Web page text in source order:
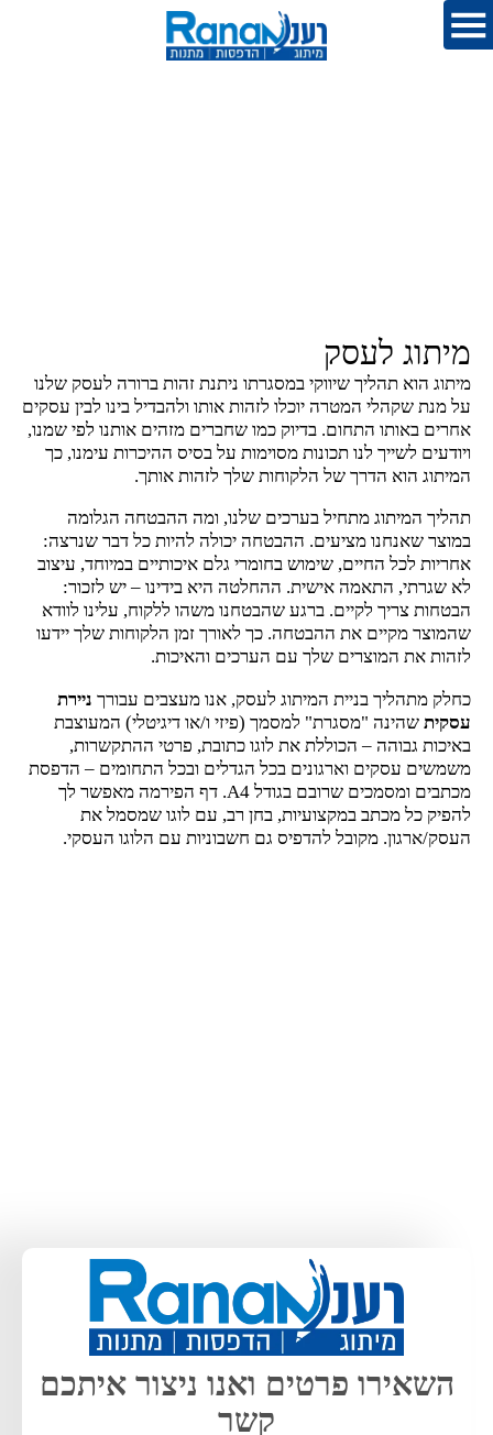
מיתוג לעסק
מיתוג הוא תהליך שיווקי במסגרתו ניתנת זהות ברורה לעסק שלנו
על מנת שקהלי המטרה יוכלו לזהות אותו ולהבדיל בינו לבין עסקים
אחרים באותו התחום. בדיוק כמו שחברים מזהים אותנו לפי שמנו,
ויודעים לשייך לנו תכונות מסוימות על בסיס ההיכרות עימנו, כך
המיתוג הוא הדרך של הלקוחות שלך לזהות אותך.
תהליך המיתוג מתחיל בערכים שלנו, ומה ההבטחה הגלומה
במוצר שאנחנו מציעים. ההבטחה יכולה להיות כל דבר שנרצה:
אחריות לכל החיים, שימוש בחומרי גלם איכותיים במיוחד, עיצוב
לא שגרתי, התאמה אישית. ההחלטה היא בידינו – יש לזכור:
הבטחות צריך לקיים. ברגע שהבטחנו משהו ללקוח, עלינו לוודא
שהמוצר מקיים את ההבטחה. כך לאורך זמן הלקוחות שלך יידעו
לזהות את המוצרים שלך עם הערכים והאיכות.
כחלק מתהליך בניית המיתוג לעסק, אנו מעצבים עבורך ניירת
עסקית שהינה "מסגרת" למסמך (פיזי ו/או דיגיטלי) המעוצבת
באיכות גבוהה – הכוללת את לוגו כתובת, פרטי ההתקשרות,
משמשים עסקים וארגונים בכל הגדלים ובכל התחומים – הדפסת
מכתבים ומסמכים שרובם בגודל A4. דף הפירמה מאפשר לך
להפיק כל מכתב במקצועיות, בחן רב, עם לוגו שמסמל את
העסק/ארגון. מקובל להדפיס גם חשבוניות עם הלוגו העסקי.
השאירו פרטים ואנו ניצור איתכם
קשר